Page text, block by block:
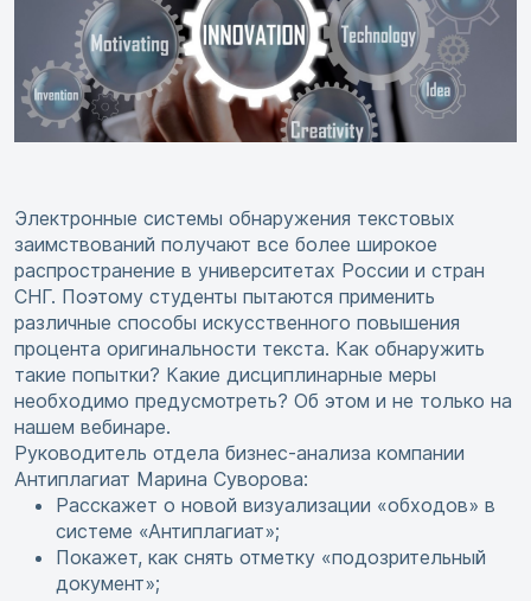
Электронные системы обнаружения текстовых
заимствований получают все более широкое
распространение в университетах России и стран
СНГ. Поэтому студенты пытаются применить
различные способы искусственного повышения
процента оригинальности текста. Как обнаружить
такие попытки? Какие дисциплинарные меры
необходимо предусмотреть? Об этом и не только на
нашем вебинаре.
Руководитель отдела бизнес-анализа компании
Антиплагиат Марина Суворова:
Расскажет о новой визуализации «обходов» в
системе «Антиплагиат»;
Покажет, как снять отметку «подозрительный
документ»;